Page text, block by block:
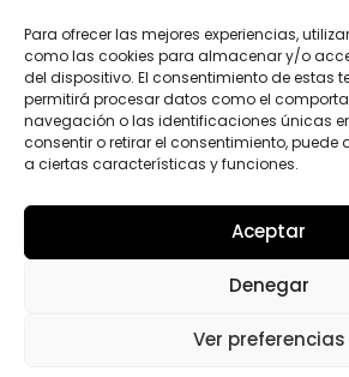
Para ofrecer las mejores experiencias,
como las cookies para almacenar y/o
del dispositivo. El consentimiento de estas
permitirá procesar datos como el
navegación o las identificaciones únicas
consentir o retirar el consentimiento,
a ciertas características y funciones.
Aceptar
Denegar
Ver preferencias
Productos